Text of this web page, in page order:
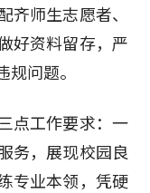
师生志愿者、
好资料留存，严
问题。
点工作要求：一
务，展现校园良
专业本领，凭硬